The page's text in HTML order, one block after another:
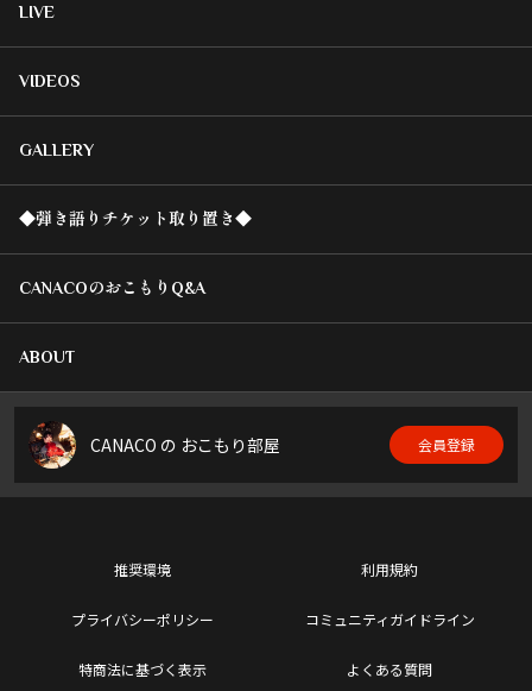
LIVE
VIDEOS
GALLERY
◆弾き語りチケット取り置き◆
CANACOのおこもりQ&A
ABOUT
CANACO の おこもり部屋 会員登録
推奨環境 利用規約
プライバシーポリシー コミュニティガイドライン
特商法に基づく表示 よくある質問